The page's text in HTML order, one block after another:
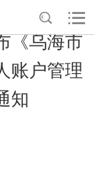
《乌海市
账户管理
知